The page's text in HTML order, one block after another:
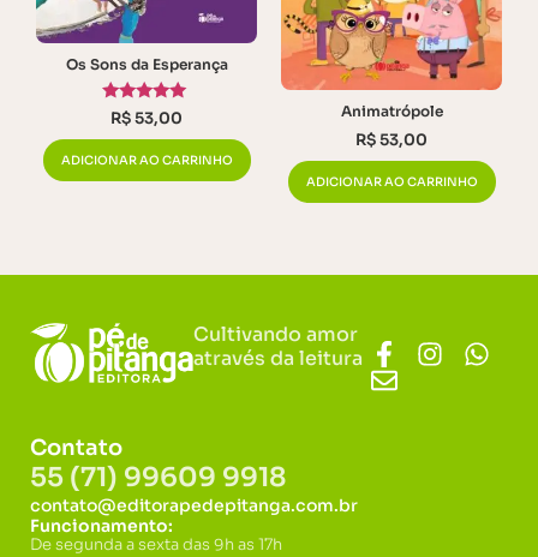
Os Sons da Esperança
Avaliação
5.00
de 5
R$53,00
ADICIONAR AO CARRINHO
Animatrópole
R$53,00
ADICIONAR AO CARRINHO
Cultivando amor
através da leitura
Contato
55 (71) 99609 9918
contato@editorapedepitanga.com.br
Funcionamento:
De segunda a sexta das 9h as 17h